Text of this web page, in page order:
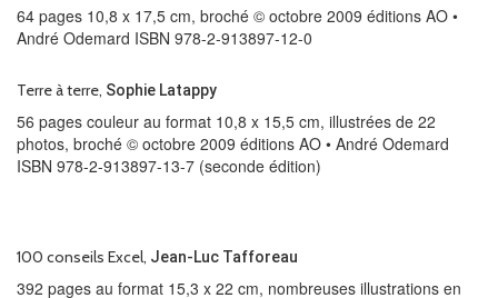
64 pages 10,8 x 17,5 cm, broché © octobre 2009 éditions AO •
André Odemard ISBN 978-2-913897-12-0
Terre à terre, Sophie Latappy
56 pages couleur au format 10,8 x 15,5 cm, illustrées de 22
photos, broché © octobre 2009 éditions AO • André Odemard
ISBN 978-2-913897-13-7 (seconde édition)
100 conseils Excel, Jean-Luc Tafforeau
392 pages au format 15,3 x 22 cm, nombreuses illustrations en